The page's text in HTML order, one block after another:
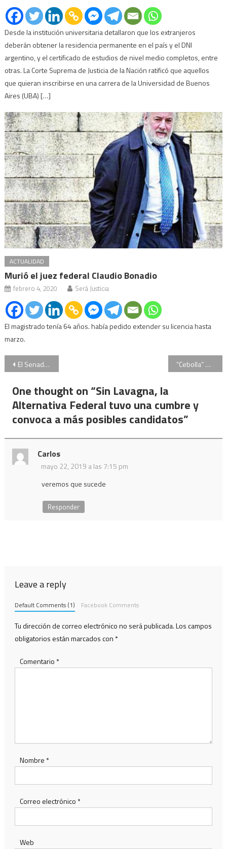
Desde la institución universitaria detallaron que los extranjeros
deberán obtener la residencia permanente en el país y el DNI
argentino, y el certificado de estudios de nivel medio completos, entre
otras. La Corte Suprema de Justicia de la Nación ratificó que aquellos
que quieran inscribirse en una carrera de la Universidad de Buenos
Aires (UBA) […]
ACTUALIDAD
Murió el juez federal Claudio Bonadio
febrero 4, 2020 Será Justicia
El magistrado tenía 64 años. había pedido extender su licencia hasta
marzo.
Navegación
de
entradas
El Senado debate la ley de traspaso de mando presidencial “Cebolla” Navarro Cádiz reconoció que manipuló el arma pero no recuerda el disparo
One thought on “Sin Lavagna, la
Alternativa Federal tuvo una cumbre y
convoca a más posibles candidatos”
Carlos
mayo 22, 2019 a las 7:15 pm
veremos que sucede
Responder
Leave a reply
Default Comments (1) Facebook Comments
Tu dirección de correo electrónico no será publicada.Los campos
obligatorios están marcados con *
Comentario *
Nombre *
Correo electrónico *
Web